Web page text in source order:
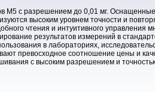
M5 с разрешением до 0,01 мг.
высоким уровнем точности и
чтения и интуитивного управления
результатов измерений в
в лабораториях,
превосходное соотношение цены и
с высоким разрешением и